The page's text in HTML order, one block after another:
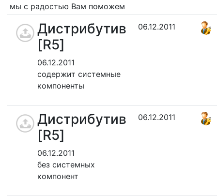
мы с радостью Вам поможем
Дистрибутив
[R5]
06.12.2011
содержит системные
компоненты
06.12.2011
Дистрибутив
[R5]
06.12.2011
без системных
компонент
06.12.2011